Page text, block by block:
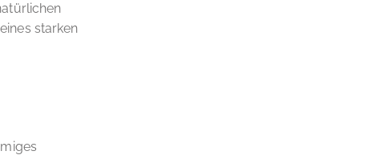
starken